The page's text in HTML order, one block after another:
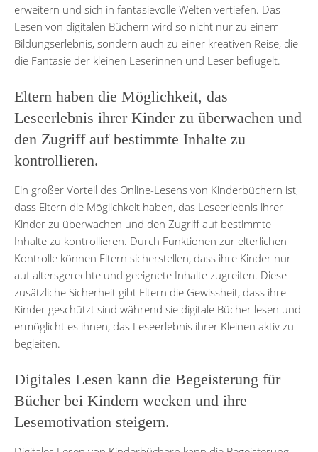
erweitern und sich in fantasievolle Welten vertiefen. Das
Lesen von digitalen Büchern wird so nicht nur zu einem
Bildungserlebnis, sondern auch zu einer kreativen Reise, die
die Fantasie der kleinen Leserinnen und Leser beflügelt.
Eltern haben die Möglichkeit, das
Leseerlebnis ihrer Kinder zu überwachen und
den Zugriff auf bestimmte Inhalte zu
kontrollieren.
Ein großer Vorteil des Online-Lesens von Kinderbüchern ist,
dass Eltern die Möglichkeit haben, das Leseerlebnis ihrer
Kinder zu überwachen und den Zugriff auf bestimmte
Inhalte zu kontrollieren. Durch Funktionen zur elterlichen
Kontrolle können Eltern sicherstellen, dass ihre Kinder nur
auf altersgerechte und geeignete Inhalte zugreifen. Diese
zusätzliche Sicherheit gibt Eltern die Gewissheit, dass ihre
Kinder geschützt sind während sie digitale Bücher lesen und
ermöglicht es ihnen, das Leseerlebnis ihrer Kleinen aktiv zu
begleiten.
Digitales Lesen kann die Begeisterung für
Bücher bei Kindern wecken und ihre
Lesemotivation steigern.